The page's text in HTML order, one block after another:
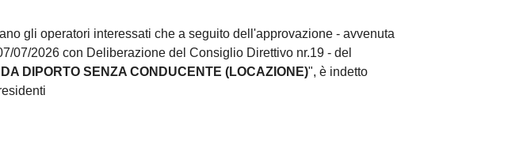
gli operatori interessati che a seguito dell'approvazione - avvenuta
07/2026 con Deliberazione del Consiglio Direttivo nr.19 - del
DIPORTO SENZA CONDUCENTE (LOCAZIONE)", è indetto